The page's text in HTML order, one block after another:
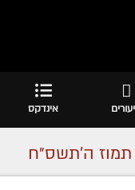
אינדקס
ה׳תשס״ח